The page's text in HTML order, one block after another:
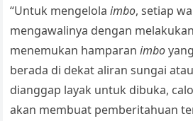
“Untuk mengelolaimbo, setiap
mengawalinya dengan
menemukan hamparanimbo
berada di dekat aliran sungai
dianggap layak untuk dibuka,
akan membuat pemberitahuan